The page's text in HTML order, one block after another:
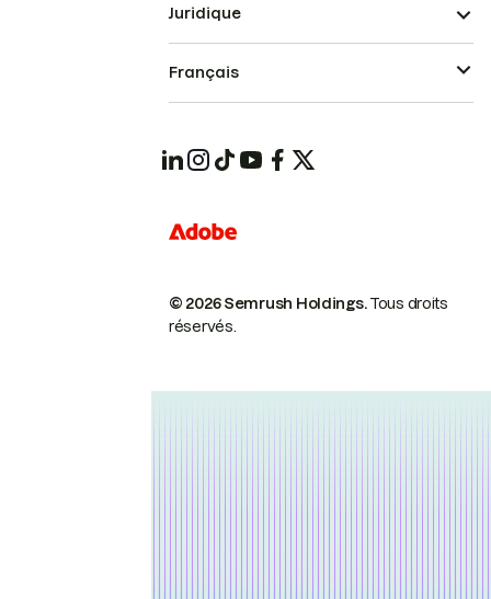
© 2026 Semrush Holdings.Tous droits
réservés.
Juridique
Français